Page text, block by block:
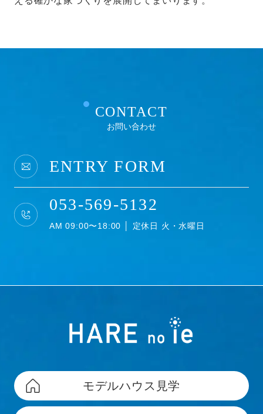
CONTACT
お問い合わせ
ENTRY FORM
053-569-5132
AM 09:00〜18:00 │ 定休日 火・水曜日
モデルハウス見学